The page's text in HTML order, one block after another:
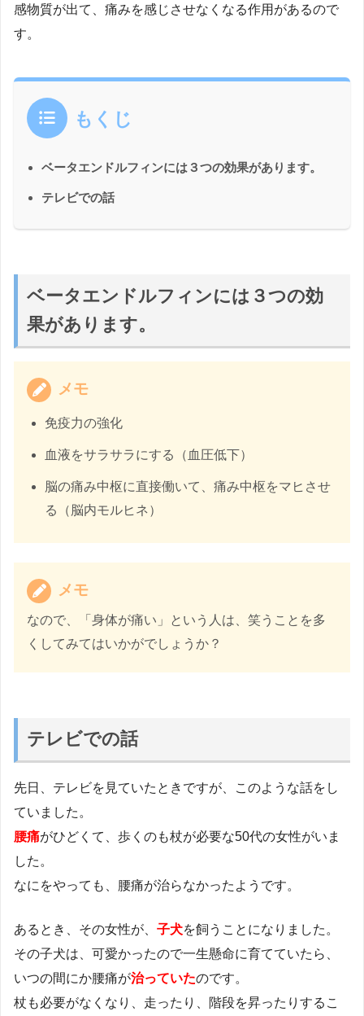
感物質が出て、痛みを感じさせなくなる作用があるので
す。
もくじ
ベータエンドルフィンには３つの効果があります。
テレビでの話
ベータエンドルフィンには３つの効
果があります。
メモ
免疫力の強化
血液をサラサラにする（血圧低下）
脳の痛み中枢に直接働いて、痛み中枢をマヒさせ
る（脳内モルヒネ）
メモ
なので、「身体が痛い」という人は、笑うことを多
くしてみてはいかがでしょうか？
テレビでの話
先日、テレビを見ていたときですが、このような話をし
ていました。
腰痛がひどくて、歩くのも杖が必要な50代の女性がいま
した。
なにをやっても、腰痛が治らなかったようです。
あるとき、その女性が、 子犬を飼うことになりました。
その子犬は、可愛かったので一生懸命に育てていたら、
いつの間にか腰痛が治っていたのです。
杖も必要がなくなり、走ったり、階段を昇ったりするこ